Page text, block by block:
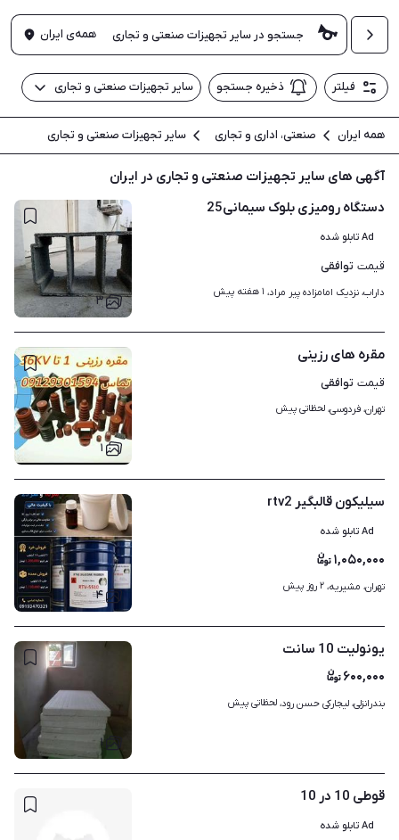
همه‌ی ایران
فیلتر ذخیره جستجو سایر تجهیزات صنعتی و تجاری
همه ایران صنعتی، اداری و تجاری سایر تجهیزات صنعتی و تجاری
آگهی های سایر تجهیزات صنعتی و تجاری در ایران
۳
دستگاه رومیزی بلوک سیمانی25
Ad تابلو شده
قیمت توافقی
داراب، نزدیک امامزاده پیر مراد، ۱ هفته پیش
۱
مقره های رزینی
قیمت توافقی
تهران، فردوسی، لحظاتی پیش
۴
سیلیکون قالبگیر rtv2
Ad تابلو شده
۱,۰۵۰,۰۰۰
تهران، مشیریه، ۲ روز پیش
۱
یونولیت 10 سانت
۶۰۰,۰۰۰
بندرانزلی، لیجارکی حسن رود، لحظاتی پیش
قوطی 10 در 10
Ad تابلو شده